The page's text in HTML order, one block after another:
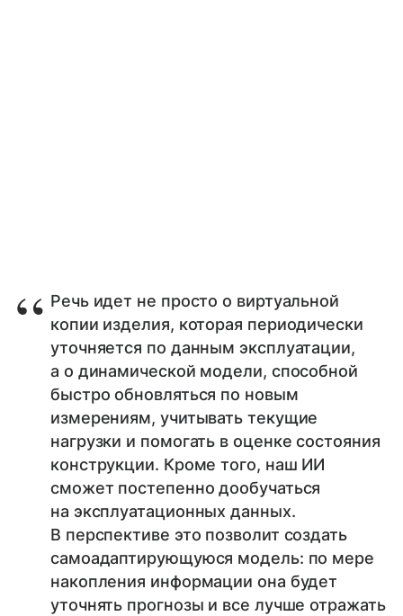
Речь идет не просто о виртуальной
копии изделия, которая периодически
уточняется по данным эксплуатации,
а о динамической модели, способной
быстро обновляться по новым
измерениям, учитывать текущие
нагрузки и помогать в оценке состояния
конструкции. Кроме того, наш ИИ
сможет постепенно дообучаться
на эксплуатационных данных.
В перспективе это позволит создать
самоадаптирующуюся модель: по мере
накопления информации она будет
уточнять прогнозы и все лучше отражать